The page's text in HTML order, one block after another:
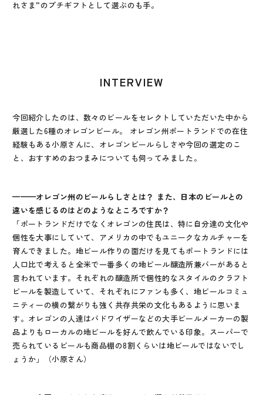
れさま”のプチギフトとして選ぶのも手。
INTERVIEW
今回紹介したのは、数々のビールをセレクトしていただいた中から
厳選した6種のオレゴンビール。 オレゴン州ポートランドでの在住
経験もある小原さんに、オレゴンビールらしさや今回の選定のこ
と、おすすめのおつまみについても伺ってみました。
———オレゴン州のビールらしさとは？ また、日本のビールとの
違いを感じるのはどのようなところですか？
「ポートランドだけでなくオレゴンの住民は、特に自分達の文化や
個性を大事にしていて、アメリカの中でもユニークなカルチャーを
育んできました。地ビール作りの面だけを見てもポートランドには
人口比で考えると全米で一番多くの地ビール醸造所兼バーがあると
言われています。それぞれの醸造所で個性的なスタイルのクラフト
ビールを製造していて、それぞれにファンも多く、地ビールコミュ
ニティーの横の繋がりも強く共存共栄の文化もあるように思いま
す。オレゴンの人達はバドワイザーなどの大手ビールメーカーの製
品よりもローカルの地ビールを好んで飲んでいる印象。スーパーで
売られているビールも商品棚の8割くらいは地ビールではないでし
ょうか」（小原さん）